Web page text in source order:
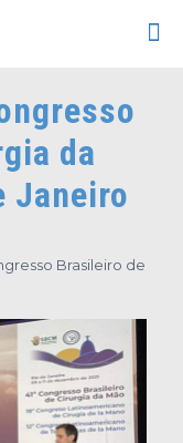
da
Janeiro
Brasileiro de